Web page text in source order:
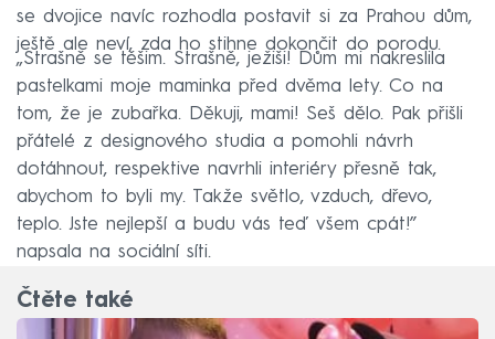
se dvojice navíc rozhodla postavit si za Prahou dům,
ještě ale neví, zda ho stihne dokončit do porodu.
„Strašně se těšim. Strašně, ježiši! Dům mi nakreslila
pastelkami moje maminka před dvěma lety. Co na
tom, že je zubařka. Děkuji, mami! Seš dělo. Pak přišli
přátelé z designového studia a pomohli návrh
dotáhnout, respektive navrhli interiéry přesně tak,
abychom to byli my. Takže světlo, vzduch, dřevo,
teplo. Jste nejlepší a budu vás teď všem cpát!”
napsala na sociální síti.
Čtěte také